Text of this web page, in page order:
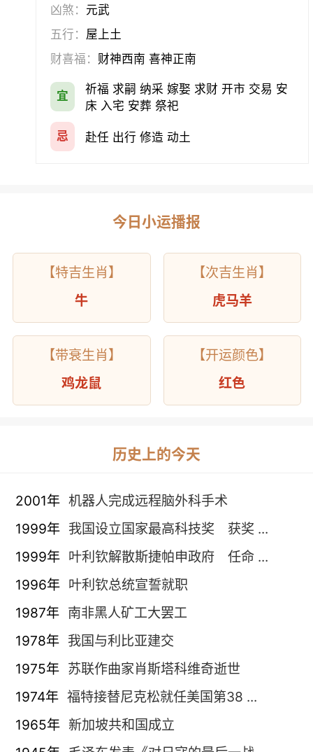
凶煞： 元武
五行： 屋上土
财喜福： 财神西南 喜神正南
宜
祈福 求嗣 纳采 嫁娶 求财 开市 交易 安
床 入宅 安葬 祭祀
忌 赴任 出行 修造 动土
今日小运播报
【特吉生肖】
牛
【次吉生肖】
虎马羊
【带衰生肖】
鸡龙鼠
【开运颜色】
红色
历史上的今天
2001年 机器人完成远程脑外科手术
1999年 我国设立国家最高科技奖 获奖 ...
1999年 叶利钦解散斯捷帕申政府 任命 ...
1996年 叶利钦总统宣誓就职
1987年 南非黑人矿工大罢工
1978年 我国与利比亚建交
1975年 苏联作曲家肖斯塔科维奇逝世
1974年 福特接替尼克松就任美国第38 ...
1965年 新加坡共和国成立